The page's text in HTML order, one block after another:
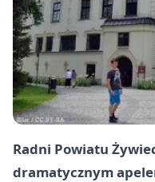
Radni Powiatu
dramatycznym